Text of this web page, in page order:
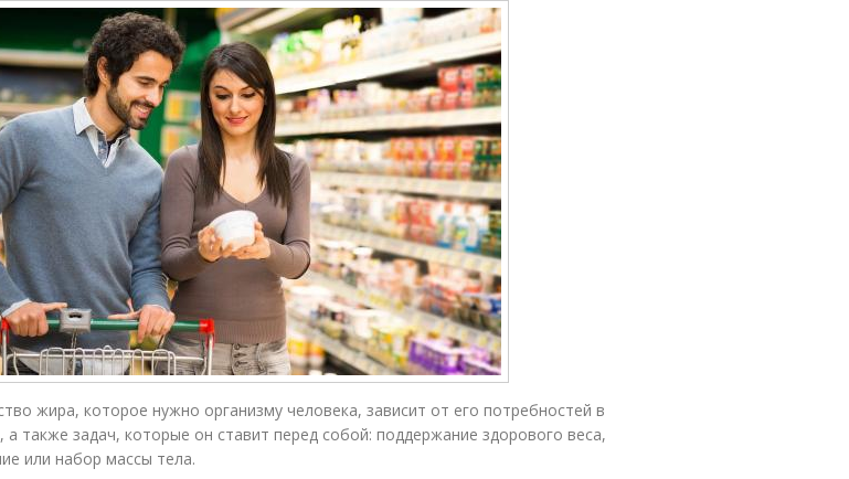
жира, которое нужно организму человека, зависит от его потребностей в
а также задач, которые он ставит перед собой: поддержание здорового веса,
или набор массы тела.